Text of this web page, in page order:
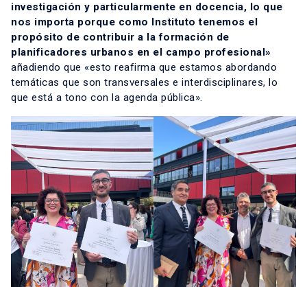
investigación y particularmente en docencia, lo que
nos importa porque como Instituto tenemos el
propósito de contribuir a la formación de
planificadores urbanos en el campo profesional»
añadiendo que «esto reafirma que estamos abordando
temáticas que son transversales e interdisciplinares, lo
que está a tono con la agenda pública».